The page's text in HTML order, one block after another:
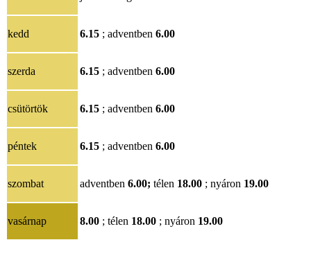
kedd 6.15 ; adventben 6.00
szerda 6.15 ; adventben 6.00
csütörtök 6.15 ; adventben 6.00
péntek 6.15 ; adventben 6.00
szombat adventben 6.00; télen 18.00 ; nyáron 19.00
vasárnap 8.00 ; télen 18.00 ; nyáron 19.00